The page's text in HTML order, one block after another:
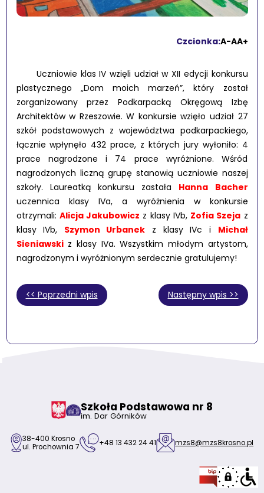
Czcionka:A-AA+
Uczniowie klas IV wzięli udział w XII edycji konkursu
plastycznego „Dom moich marzeń”, który został
zorganizowany przez Podkarpacką Okręgową Izbę
Architektów w Rzeszowie. W konkursie wzięło udział 27
szkół podstawowych z województwa podkarpackiego,
łącznie wpłynęło 432 prace, z których jury wyłoniło: 4
prace nagrodzone i 74 prace wyróżnione. Wśród
nagrodzonych liczną grupę stanowią uczniowie naszej
szkoły. Laureatką konkursu zastała Hanna Bacher
uczennica klasy IVa, a wyróżnienia w konkursie
otrzymali: Alicja Jakubowicz z klasy IVb, Zofia Szeja z
klasy IVb, Szymon Urbanek z klasy IVc i Michał
Sieniawskiz klasy IVa. Wszystkim młodym artystom,
nagrodzonym i wyróżnionym serdecznie gratulujemy!
<< Poprzedni wpis Następny wpis >>
Szkoła Podstawowa nr 8
im. Dar Górników
38-400 Krosno
ul. Prochownia 7
+48 13 432 24 41 mzs8@mzs8krosno.pl